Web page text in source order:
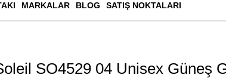
MARKALAR BLOG SATIŞ NOKTALARI
SO4529 04 Unisex Güneş